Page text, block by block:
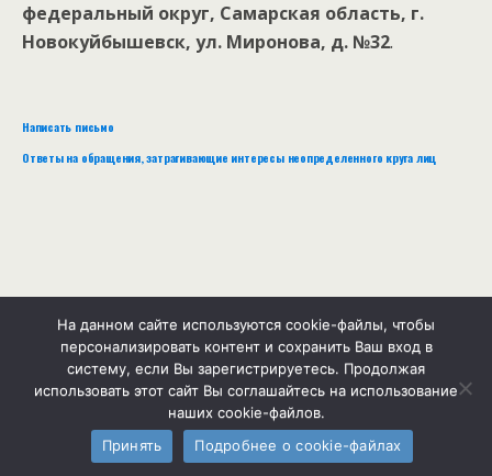
федеральный округ, Самарская область, г.
Новокуйбышевск, ул. Миронова, д. №32.
Написать письмо
Ответы на обращения, затрагивающие интересы неопределенного круга лиц
Наверх
Мобильн. Компьютерная
На данном сайте используются cookie-файлы, чтобы
персонализировать контент и сохранить Ваш вход в
систему, если Вы зарегистрируетесь. Продолжая
использовать этот сайт Вы соглашайтесь на использование
наших cookie-файлов.
Принять
Подробнее о cookie-файлах